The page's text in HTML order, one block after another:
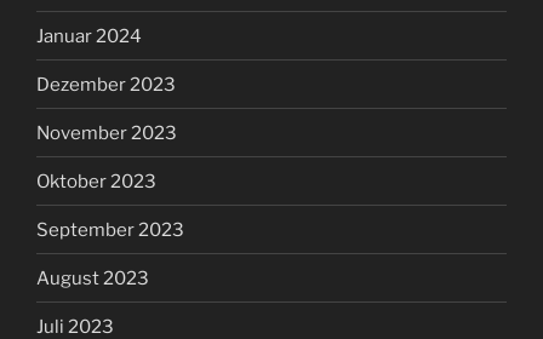
Januar 2024
Dezember 2023
November 2023
Oktober 2023
September 2023
August 2023
Juli 2023